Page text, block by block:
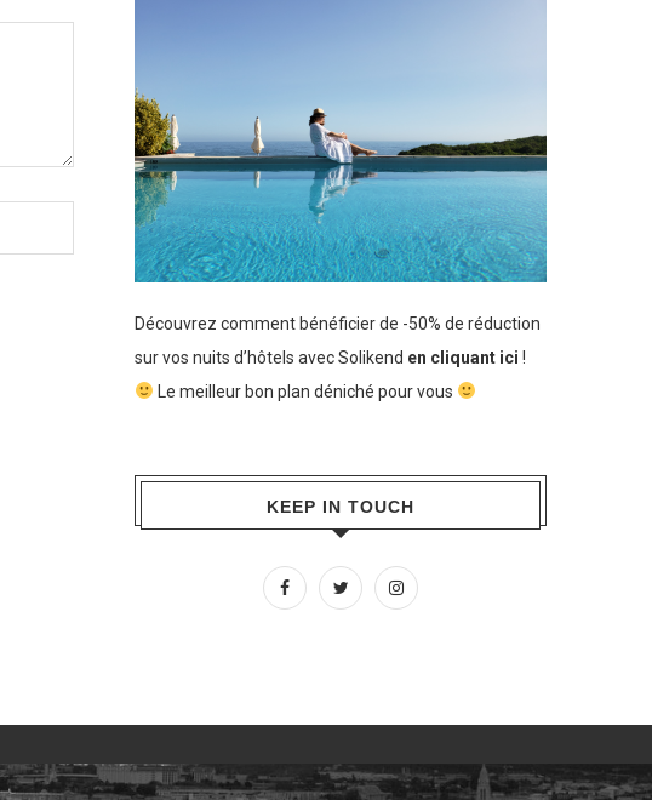
Découvrez comment bénéficier de -50% de réduction
sur vos nuits d’hôtels avec Solikend en cliquant ici !
Le meilleur bon plan déniché pour vous
KEEP IN TOUCH